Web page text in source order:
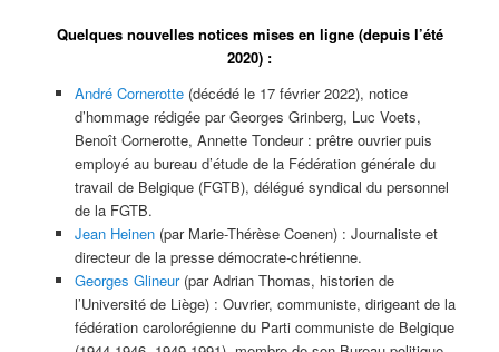
Quelques nouvelles notices mises en ligne (depuis l’été
2020) :
André Cornerotte(décédé le 17 février 2022), notice
d’hommage rédigée par Georges Grinberg, Luc Voets,
Benoît Cornerotte, Annette Tondeur : prêtre ouvrier puis
employé au bureau d’étude de la Fédération générale du
travail de Belgique (FGTB), délégué syndical du personnel
de la FGTB.
Jean Heinen(par Marie-Thérèse Coenen) : Journaliste et
directeur de la presse démocrate-chrétienne.
Georges Glineur(par Adrian Thomas, historien de
l’Université de Liège) : Ouvrier, communiste, dirigeant de la
fédération carolorégienne du Parti communiste de Belgique